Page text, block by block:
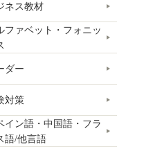
ネス教材
ファベット・フォニッ
ダー
対策
イン語・中国語・フラ
語/他言語